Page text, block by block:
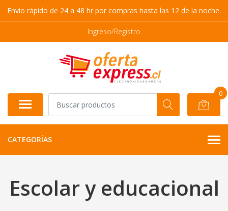
Envío rápido de 24 a 48 hr por compras hasta las 12 de la noche.
Ingreso/Registro
0
CATEGORÍAS
Escolar y educacional